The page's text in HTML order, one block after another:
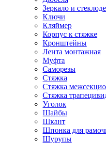
Зеркало и
Ключи
Кляймер
Корпус к стяжке
Кронштейны
Лента монтажная
Муфта
Саморезы
Стяжка
Стяжка
Стяжка
Уголок
Шайбы
Шкант
Шпонка для
Шурупы